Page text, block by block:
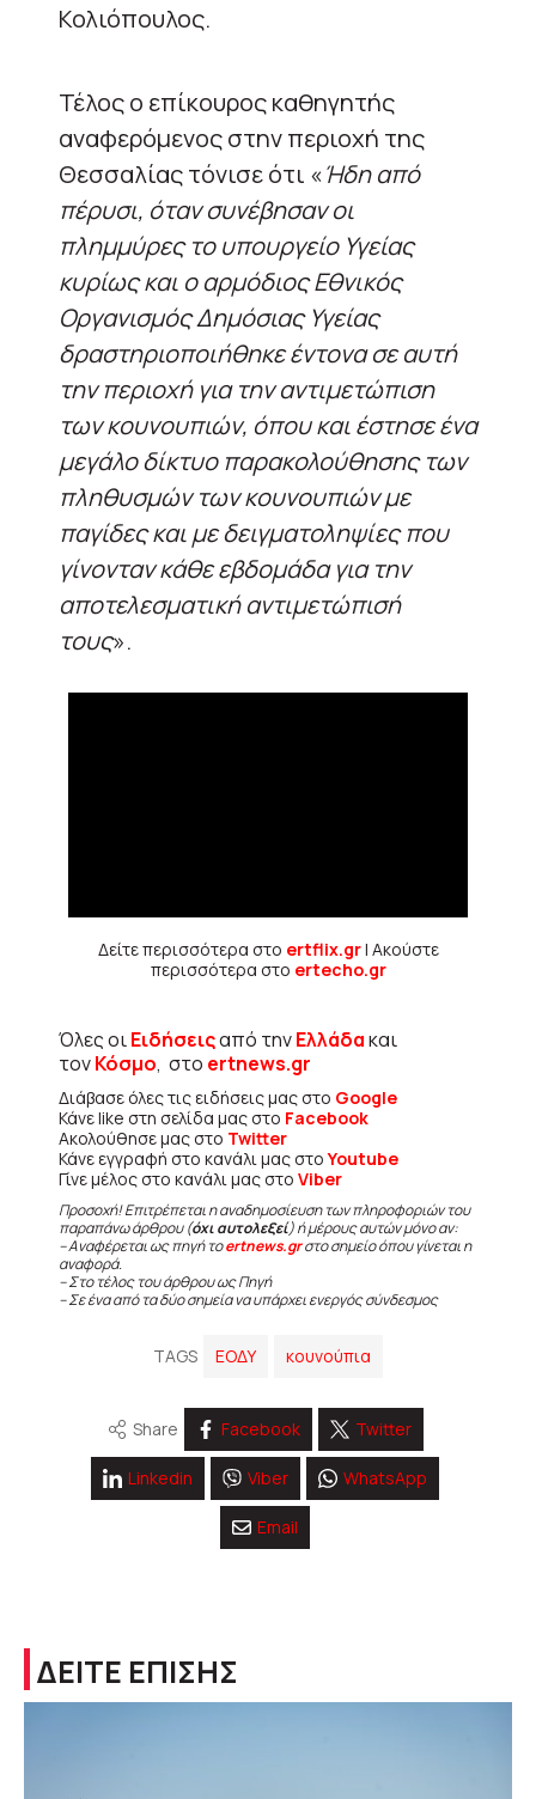
Κολιόπουλος.
Τέλος ο επίκουρος καθηγητής
αναφερόμενος στην περιοχή της
Θεσσαλίας τόνισε ότι «Ήδη από
πέρυσι, όταν συνέβησαν οι
πλημμύρες το υπουργείο Υγείας
κυρίως και ο αρμόδιος Εθνικός
Οργανισμός Δημόσιας Υγείας
δραστηριοποιήθηκε έντονα σε αυτή
την περιοχή για την αντιμετώπιση
των κουνουπιών, όπου και έστησε ένα
μεγάλο δίκτυο παρακολούθησης των
πληθυσμών των κουνουπιών με
παγίδες και με δειγματοληψίες που
γίνονταν κάθε εβδομάδα για την
αποτελεσματική αντιμετώπισή
τους».
Δείτε περισσότερα στο ertflix.gr| Ακούστε
περισσότερα στο ertecho.gr
Όλες οιΕιδήσειςαπό τηνΕλλάδακαι
τονΚόσμο, στο ertnews.gr
Διάβασε όλες τις ειδήσεις μας στο Google
Κάνε like στη σελίδα μας στο Facebook
Ακολούθησε μας στο Twitter
Κάνε εγγραφή στο κανάλι μας στοYoutube
Γίνε μέλος στο κανάλι μας στο Viber
Προσοχή! Επιτρέπεται η αναδημοσίευση των πληροφοριών του
παραπάνω άρθρου (όχι αυτολεξεί) ή μέρους αυτών μόνο αν:
– Αναφέρεται ως πηγή τοertnews.grστο σημείο όπου γίνεται η
αναφορά.
– Στο τέλος του άρθρου ως Πηγή
– Σε ένα από τα δύο σημεία να υπάρχει ενεργός σύνδεσμος
TAGS ΕΟΔΥ κουνούπια
Share Facebook Twitter
Linkedin Viber WhatsApp
Email
ΔΕΙΤΕ ΕΠΙΣΗΣ